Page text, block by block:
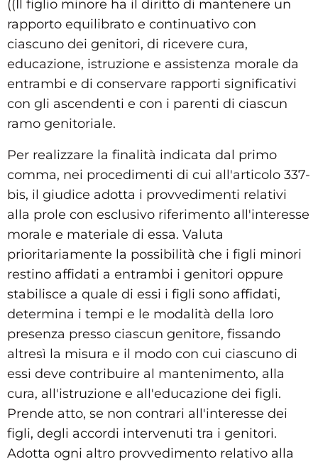
((Il figlio minore ha il diritto di mantenere un
rapporto equilibrato e continuativo con
ciascuno dei genitori, di ricevere cura,
educazione, istruzione e assistenza morale da
entrambi e di conservare rapporti significativi
con gli ascendenti e con i parenti di ciascun
ramo genitoriale.
Per realizzare la finalità indicata dal primo
comma, nei procedimenti di cui all'articolo 337-
bis, il giudice adotta i provvedimenti relativi
alla prole con esclusivo riferimento all'interesse
morale e materiale di essa. Valuta
prioritariamente la possibilità che i figli minori
restino affidati a entrambi i genitori oppure
stabilisce a quale di essi i figli sono affidati,
determina i tempi e le modalità della loro
presenza presso ciascun genitore, fissando
altresì la misura e il modo con cui ciascuno di
essi deve contribuire al mantenimento, alla
cura, all'istruzione e all'educazione dei figli.
Prende atto, se non contrari all'interesse dei
figli, degli accordi intervenuti tra i genitori.
Adotta ogni altro provvedimento relativo alla